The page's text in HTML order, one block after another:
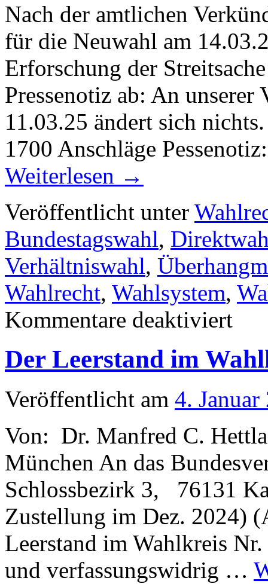
Nach der amtlichen
für die Neuwahl am
Erforschung der
Pressenotiz ab: An unserer
11.03.25 ändert sich
1700 Anschläge
Weiterlesen →
Veröffentlicht unter
Bundestagswahl,
Verhältniswahl,
Wahlrecht, Wahlsystem,
Kommentare deaktiviert
für
Merz
ungewiss
Der Leerstand im
Veröffentlicht am 4. Januar
Von: Dr. Manfred C.
München An das
Schlossbezirk 3, 76131
Zustellung im Dez.
Leerstand im Wahlkreis
und verfassungswidrig …